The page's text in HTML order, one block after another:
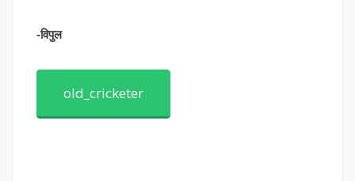
-विपुल
old_cricketer